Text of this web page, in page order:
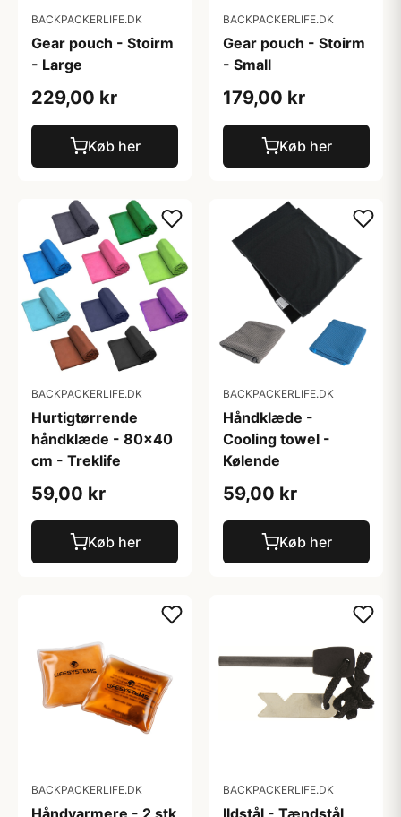
BACKPACKERLIFE.DK
Gear pouch - Stoirm
- Large
229,00 kr
Køb her
BACKPACKERLIFE.DK
Gear pouch - Stoirm
- Small
179,00 kr
Køb her
BACKPACKERLIFE.DK
Hurtigtørrende
håndklæde - 80x40
cm - Treklife
59,00 kr
Køb her
BACKPACKERLIFE.DK
Håndklæde -
Cooling towel -
Kølende
59,00 kr
Køb her
BACKPACKERLIFE.DK
Håndvarmere - 2 stk
BACKPACKERLIFE.DK
Ildstål - Tændstål